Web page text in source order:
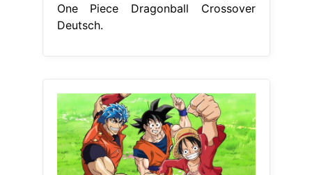
One Piece Dragonball Crossover
Deutsch.